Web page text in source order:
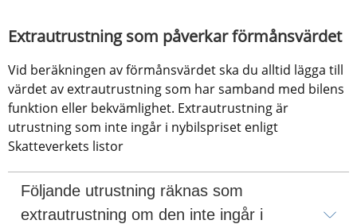
Extrautrustning som påverkar förmånsvärdet
Vid beräkningen av förmånsvärdet ska du alltid lägga till
värdet av extrautrustning som har samband med bilens
funktion eller bekvämlighet. Extrautrustning är
utrustning som inte ingår i nybilspriset enligt
Skatteverkets listor
Följande utrustning räknas som
extrautrustning om den inte ingår i